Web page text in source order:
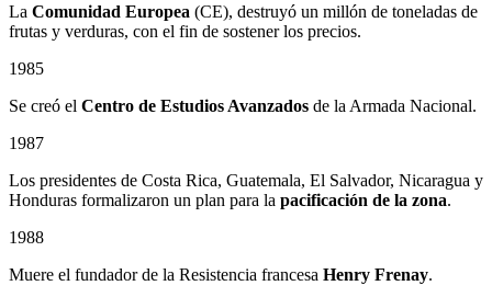
La Comunidad Europea (CE), destruyó un millón de toneladas de
frutas y verduras, con el fin de sostener los precios.
1985
Se creó el Centro de Estudios Avanzados de la Armada Nacional.
1987
Los presidentes de Costa Rica, Guatemala, El Salvador, Nicaragua y
Honduras formalizaron un plan para la pacificación de la zona.
1988
Muere el fundador de la Resistencia francesa Henry Frenay.